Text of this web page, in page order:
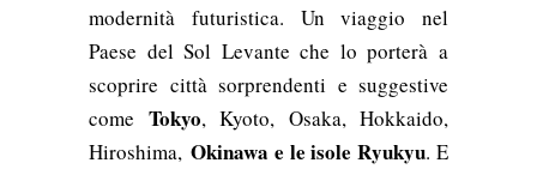
modernità futuristica. Un viaggio nel
Paese del Sol Levante che lo porterà a
scoprire città sorprendenti e suggestive
come Tokyo, Kyoto, Osaka, Hokkaido,
Hiroshima, Okinawa e le isole Ryukyu. E